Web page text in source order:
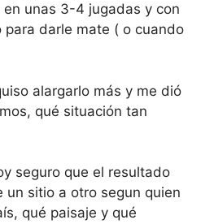
en unas 3-4 jugadas y con
para darle mate ( o cuando
alargarlo más y me dió
qué situación tan
seguro que el resultado
un sitio a otro segun quien
qué paisaje y qué